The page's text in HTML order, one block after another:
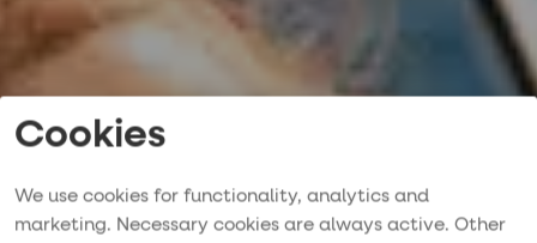
Cookies
We use cookies for functionality, analytics and
marketing. Necessary cookies are always active. Other